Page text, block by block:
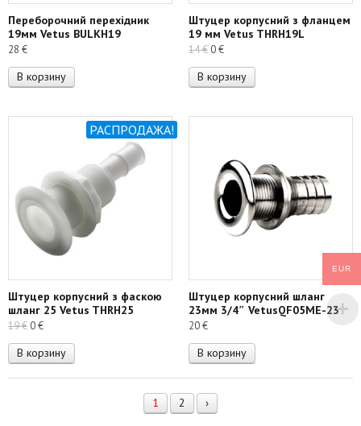
Переборочний перехідник
19мм Vetus BULKH19
28 €
В корзину
Штуцер корпусний з фланцем
19 мм Vetus THRH19L
14€ Первоначальная
цена
составляла
0€Текущая
цена:
0 €.
В корзину
РАСПРОДАЖА!
Штуцер корпусний з фаскою
шланг 25 Vetus THRH25
19€ Первоначальная
цена
составляла
19 €.
0€Текущая
цена:
0 €.
В корзину
Штуцер корпусний шланг
23мм 3/4″ VetusQF05ME-23
20€
В корзину
1 2 ›
EUR